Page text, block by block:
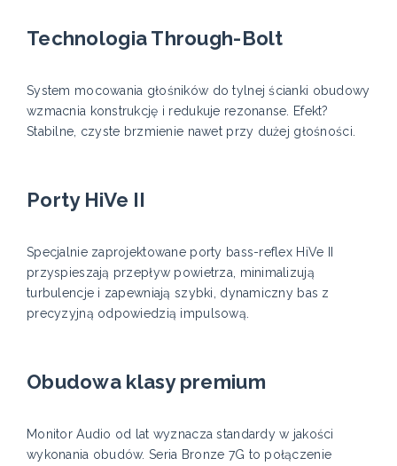
Technologia Through-Bolt
System mocowania głośników do tylnej ścianki obudowy
wzmacnia konstrukcję i redukuje rezonanse. Efekt?
Stabilne, czyste brzmienie nawet przy dużej głośności.
Porty HiVe II
Specjalnie zaprojektowane porty bass-reflex HiVe II
przyspieszają przepływ powietrza, minimalizują
turbulencje i zapewniają szybki, dynamiczny bas z
precyzyjną odpowiedzią impulsową.
Obudowa klasy premium
Monitor Audio od lat wyznacza standardy w jakości
wykonania obudów. Seria Bronze 7G to połączenie